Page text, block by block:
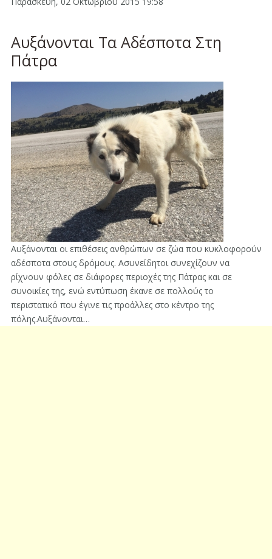
Αυξάνονται Τα Αδέσποτα Στη
Πάτρα
Αυξάνονται οι επιθέσεις ανθρώπων σε ζώα που κυκλοφορούν
αδέσποτα στους δρόμους. Ασυνείδητοι συνεχίζουν να
ρίχνουν φόλες σε διάφορες περιοχές της Πάτρας και σε
συνοικίες της, ενώ εντύπωση έκανε σε πολλούς το
περιστατικό που έγινε τις προάλλες στο κέντρο της
πόλης.Αυξάνονται…